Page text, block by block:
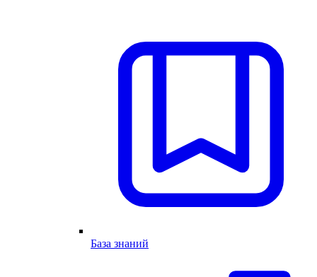
База знаний